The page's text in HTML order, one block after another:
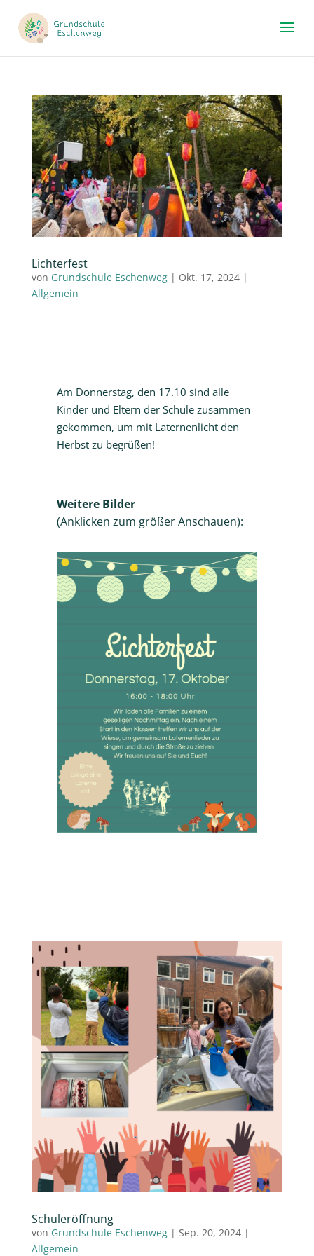
Lichterfest
von Grundschule Eschenweg| Okt. 17, 2024|
Allgemein
Am Donnerstag, den 17.10 sind alle
Kinder und Eltern der Schule zusammen
gekommen, um mit Laternenlicht den
Herbst zu begrüßen!
Weitere Bilder
(Anklicken zum größer Anschauen):
Schuleröffnung
von Grundschule Eschenweg| Sep. 20, 2024|
Allgemein